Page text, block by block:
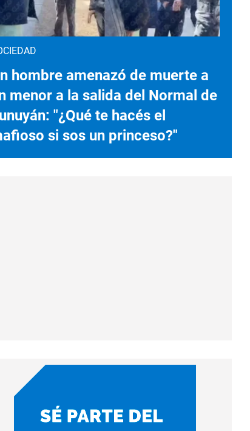
hombre amenazó de muerte a
menor a la salida del Normal de
"¿Qué te hacés el
si sos un princeso?"